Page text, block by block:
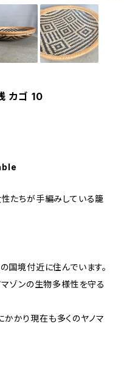
カゴ 10
たちが手編みしている籠
国境付近に住んでいます。
ゾンの生物多様性を守る
かり現在も多くのヤノマ